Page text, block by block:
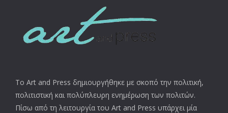
Το Art and Press δημιουργήθηκε με σκοπό την πολιτική,
πολιτιστική και πολύπλευρη ενημέρωση των πολιτών.
Πίσω από τη λειτουργία του Art and Press υπάρχει μία